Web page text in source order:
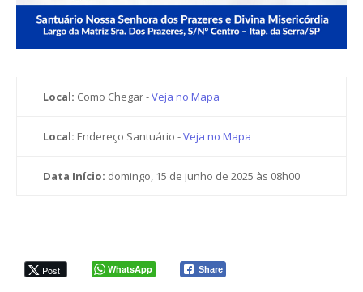
Local: Como Chegar -Veja no Mapa
Local: Endereço Santuário -Veja no Mapa
Data Início: domingo, 15 de junho de 2025 às 08h00
Post WhatsApp Share